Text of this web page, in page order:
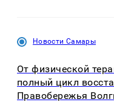
Новости Самары
От физической
полный цикл
Правобережья